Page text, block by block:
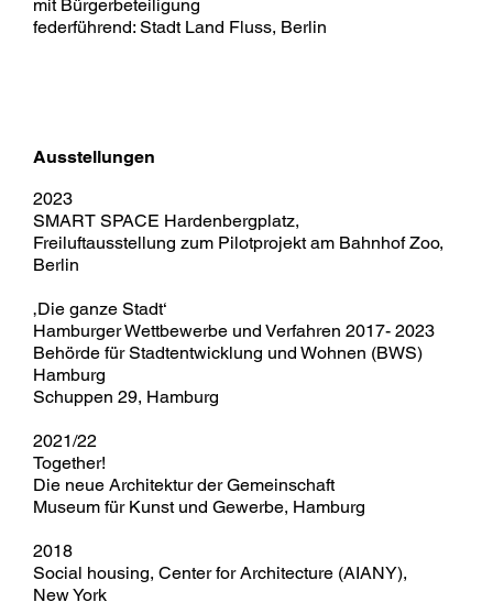
mit Bürgerbeteiligung
federführend: Stadt Land Fluss, Berlin
Ausstellungen
2023
SMART SPACE Hardenbergplatz,
Freiluftausstellung zum Pilotprojekt am Bahnhof Zoo,
Berlin
‚Die ganze Stadt‘
Hamburger Wettbewerbe und Verfahren 2017- 2023
Behörde für Stadtentwicklung und Wohnen (BWS)
Hamburg
Schuppen 29, Hamburg
2021/22
Together!
Die neue Architektur der Gemeinschaft
Museum für Kunst und Gewerbe, Hamburg
2018
Social housing, Center for Architecture (AIANY),
New York